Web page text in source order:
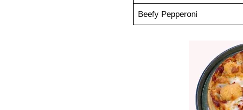
Beefy Pepperoni